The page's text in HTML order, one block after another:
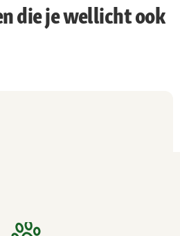
die je wellicht ook